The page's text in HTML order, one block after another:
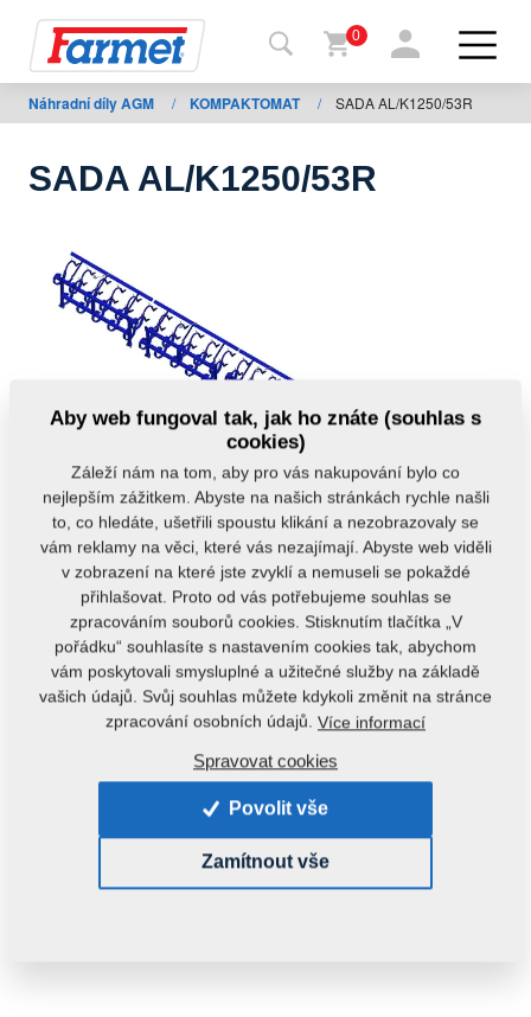
Zpět
na
Moje
stažení
0
Náhradní díly AGM / KOMPAKTOMAT / SADA AL/K1250/53R
SADA AL/K1250/53R
Kód produktu: 3012640
Původní katalogové číslo:
2000379
Tento díl je použitelný i pro následující stroje:
Hmotnost: 1103,2770 kg
Aby web fungoval tak, jak ho znáte (souhlas s
cookies)
Záleží nám na tom, aby pro vás nakupování bylo co
nejlepším zážitkem. Abyste na našich stránkách rychle našli
to, co hledáte, ušetřili spoustu klikání a nezobrazovaly se
vám reklamy na věci, které vás nezajímají. Abyste web viděli
v zobrazení na které jste zvyklí a nemuseli se pokaždé
přihlašovat. Proto od vás potřebujeme souhlas se
zpracováním souborů cookies. Stisknutím tlačítka „V
pořádku“ souhlasíte s nastavením cookies tak, abychom
vám poskytovali smysluplné a užitečné služby na základě
vašich údajů. Svůj souhlas můžete kdykoli změnit na stránce
zpracování osobních údajů. Více informací
Spravovat cookies
Povolit vše
Zamítnout vše